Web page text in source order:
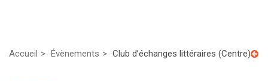
Accueil Évènements Club d’échanges littéraires (Centre)